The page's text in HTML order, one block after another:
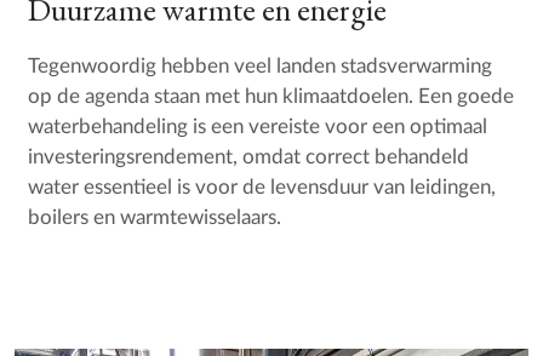
Duurzame warmte en energie
Tegenwoordig hebben veel landen stadsverwarming
op de agenda staan met hun klimaatdoelen. Een goede
waterbehandeling is een vereiste voor een optimaal
investeringsrendement, omdat correct behandeld
water essentieel is voor de levensduur van leidingen,
boilers en warmtewisselaars.